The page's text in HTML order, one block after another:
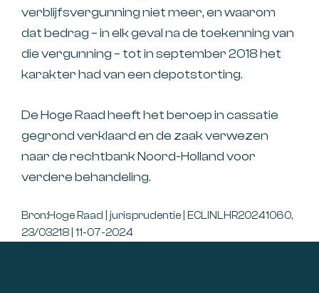
verblijfsvergunning niet meer, en waarom
dat bedrag – in elk geval na de toekenning van
die vergunning – tot in september 2018 het
karakter had van een depotstorting.
De Hoge Raad heeft het beroep in cassatie
gegrond verklaard en de zaak verwezen
naar de rechtbank Noord-Holland voor
verdere behandeling.
Bron:Hoge Raad | jurisprudentie | ECLINLHR20241060,
23/03218 | 11-07-2024